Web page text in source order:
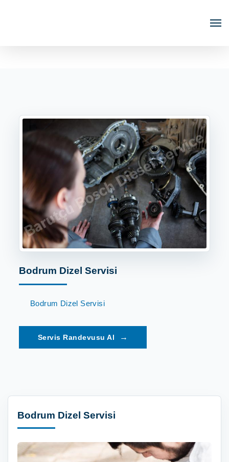
Bodrum Dizel Servisi
Bodrum Dizel Servisi
→
Bodrum Dizel Servisi